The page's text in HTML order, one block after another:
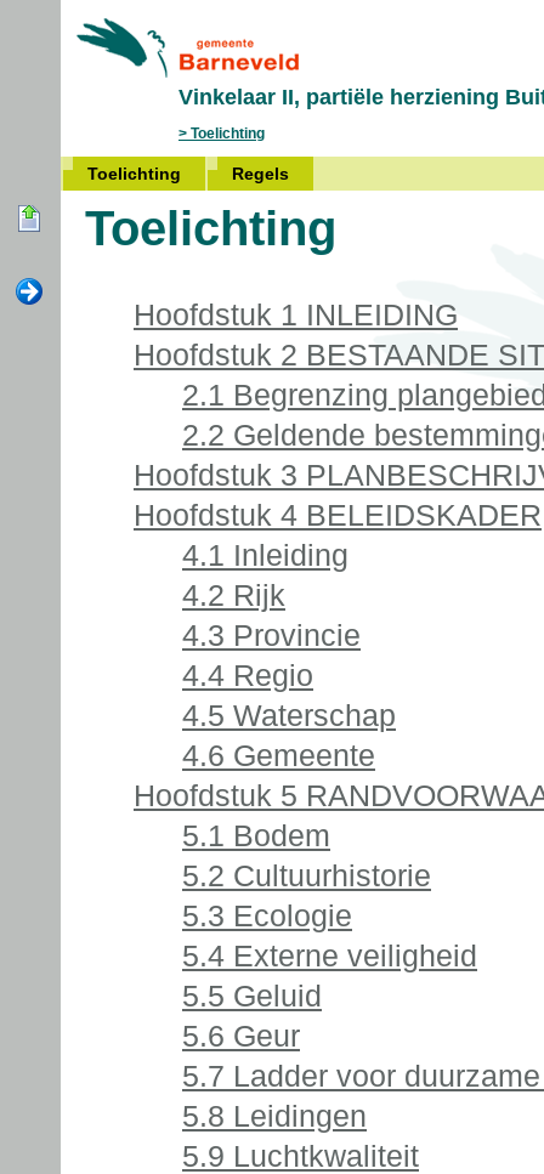
Vinkelaar II, partiële herziening
Toelichting
Toelichting Regels
Toelichting
Hoofdstuk 1 INLEIDING
Hoofdstuk 2 BESTAANDE
2.1 Begrenzing
2.2 Geldende
Hoofdstuk 3
Hoofdstuk 4 BELEIDSKADER
4.1 Inleiding
4.2 Rijk
4.3 Provincie
4.4 Regio
4.5 Waterschap
4.6 Gemeente
Hoofdstuk 5
5.1 Bodem
5.2 Cultuurhistorie
5.3 Ecologie
5.4 Externe veiligheid
5.5 Geluid
5.6 Geur
5.7 Ladder voor
5.8 Leidingen
5.9 Luchtkwaliteit